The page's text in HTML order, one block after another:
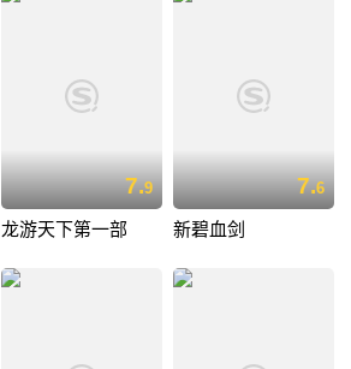
7.9
龙游天下第一部
7.6
新碧血剑